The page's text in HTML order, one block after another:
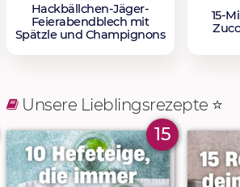
Hackbällchen-Jäger-
Feierabendblech mit
Spätzle und Champignons
15-
Unsere Lieblingsrezepte ⭐️
15